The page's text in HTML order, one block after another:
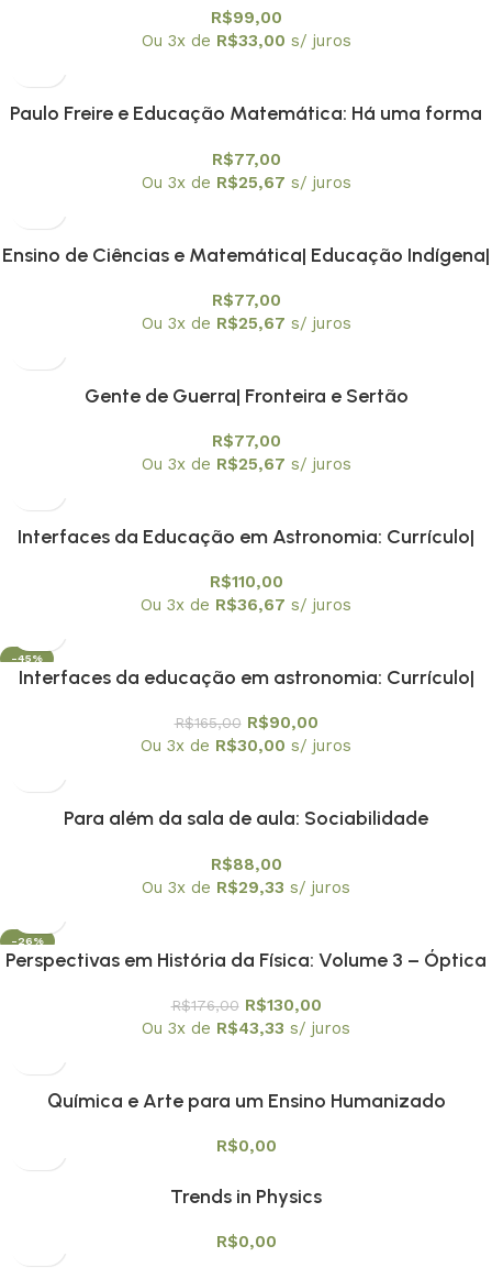
R$99,00
Ou 3x de R$33,00 s/ juros
Paulo Freire e Educação Matemática: Há uma forma
R$77,00
Ou 3x de R$25,67 s/ juros
Ensino de Ciências e Matemática| Educação Indígena|
Aprendizagem
R$77,00
Ou 3x de R$25,67 s/ juros
Gente de Guerra| Fronteira e Sertão
R$77,00
Ou 3x de R$25,67 s/ juros
Interfaces da Educação em Astronomia: Currículo|
Volume 1 – Relatos Reflexivos sobre a História da
R$110,00
Ou 3x de R$36,67 s/ juros
-45%
Interfaces da educação em astronomia: Currículo|
Volume 2 Ações dialógicas na Prática de Ensino de
R$165,00 R$90,00
Ou 3x de R$30,00 s/ juros
Para além da sala de aula: Sociabilidade
Pedagógica
R$88,00
Ou 3x de R$29,33 s/ juros
-26%
Perspectivas em História da Física: Volume 3 – Óptica
R$176,00 R$130,00
Ou 3x de R$43,33 s/ juros
Química e Arte para um Ensino Humanizado
R$0,00
Trends in Physics
R$0,00